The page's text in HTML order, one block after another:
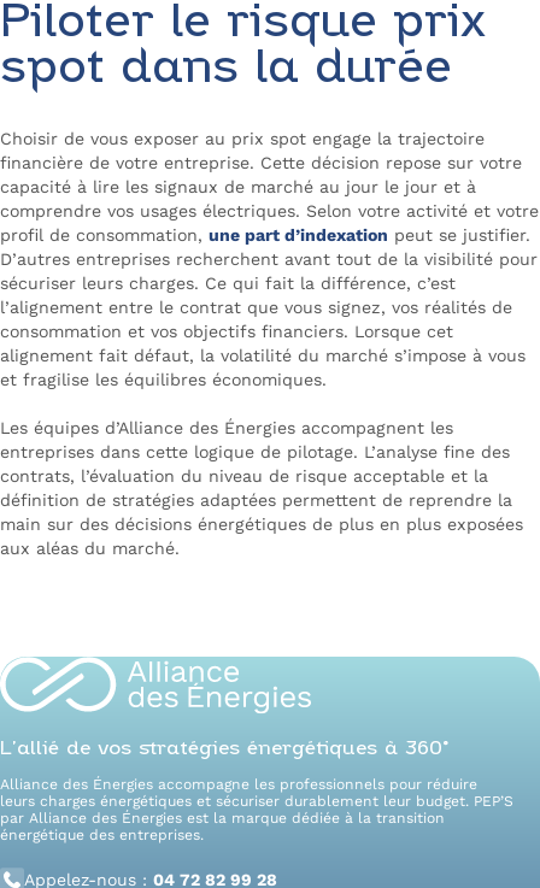
Piloter le risque prix
spot dans la durée
Choisir de vous exposer au prix spot engage la trajectoire
financière de votre entreprise. Cette décision repose sur votre
capacité à lire les signaux de marché au jour le jour et à
comprendre vos usages électriques. Selon votre activité et votre
profil de consommation, une part d’indexation peut se justifier.
D’autres entreprises recherchent avant tout de la visibilité pour
sécuriser leurs charges. Ce qui fait la différence, c’est
l’alignement entre le contrat que vous signez, vos réalités de
consommation et vos objectifs financiers. Lorsque cet
alignement fait défaut, la volatilité du marché s’impose à vous
et fragilise les équilibres économiques.
Les équipes d’Alliance des Énergies accompagnent les
entreprises dans cette logique de pilotage. L’analyse fine des
contrats, l’évaluation du niveau de risque acceptable et la
définition de stratégies adaptées permettent de reprendre la
main sur des décisions énergétiques de plus en plus exposées
aux aléas du marché.
L’allié de vos stratégies énergétiques à 360°
Alliance des Énergies accompagne les professionnels pour réduire
leurs charges énergétiques et sécuriser durablement leur budget. PEP’S
par Alliance des Énergies est la marque dédiée à la transition
énergétique des entreprises.
Appelez-nous : 04 72 82 99 28